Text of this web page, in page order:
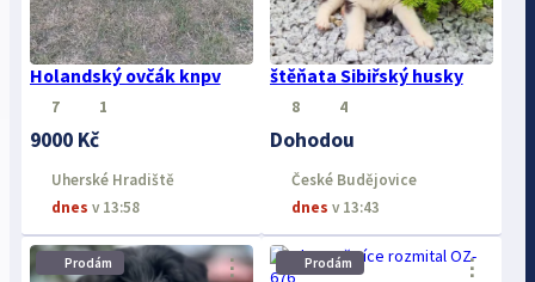
Holandský ovčák knpv
7 1
9000 Kč
Uherské Hradiště
dnes v 13:58
štěňata Sibiřský husky
8 4
Dohodou
České Budějovice
dnes v 13:43
Prodám ⋮ Prodám ⋮